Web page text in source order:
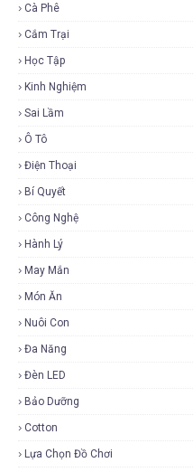
Cà Phê
Cắm Trại
Học Tập
Kinh Nghiệm
Sai Lầm
Ô Tô
Điện Thoại
Bí Quyết
Công Nghệ
Hành Lý
May Mắn
Món Ăn
Nuôi Con
Đa Năng
Đèn LED
Bảo Dưỡng
Cotton
Lựa Chọn Đồ Chơi